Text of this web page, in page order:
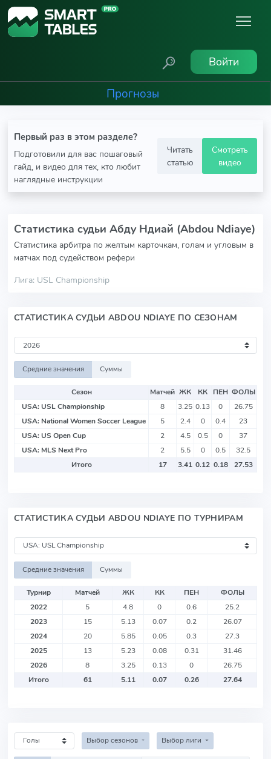
Войти
Прогнозы
Первый раз в этом разделе?
Подготовили для вас пошаговый
гайд, и видео для тех, кто любит
наглядные инструкции
Читать
статью
Смотреть
видео
Статистика судьи Абду Ндиай (Abdou Ndiaye)
Статистика арбитра по желтым карточкам, голам и угловым в
матчах под судейством рефери
Лига: USL Championship
СТАТИСТИКА СУДЬИ ABDOU NDIAYE ПО СЕЗОНАМ
Средние значения Суммы
Сезон Матчей ЖК КК ПЕН ФОЛЫ
USA: USL Championship
8 3.25 0.13 0
26.75
USA: National Women Soccer League
5 2.4 0 0.4
23
USA: US Open Cup
2 4.5 0.5 0
37
USA: MLS Next Pro
2 5.5 0 0.5
32.5
Итого
17 3.41 0.12 0.18 27.53
СТАТИСТИКА СУДЬИ ABDOU NDIAYE ПО ТУРНИРАМ
Средние значения Суммы
Турнир Матчей ЖК КК ПЕН
ФОЛЫ
2022
5 4.8 0 0.6
25.2
2023
15 5.13 0.07 0.2
26.07
2024
20 5.85 0.05 0.3
27.3
2025
13 5.23 0.08 0.31
31.46
2026
8 3.25 0.13 0
26.75
Итого
61 5.11 0.07 0.26 27.64
Выбор сезонов Выбор лиги